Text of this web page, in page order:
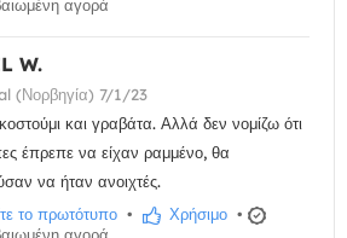
αγορά
W.
(Νορβηγία) 7/1/23
και γραβάτα. Αλλά δεν νομίζω ότι
έπρεπε να είχαν ραμμένο, θα
να ήταν ανοιχτές.
το πρωτότυπο • Χρήσιμο •
αγορά